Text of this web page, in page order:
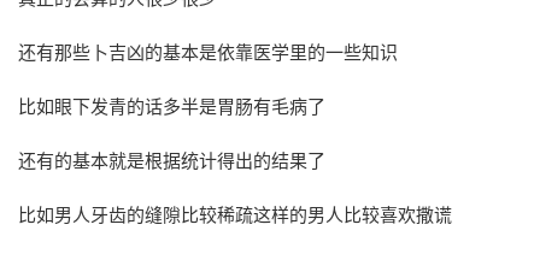
还有那些卜吉凶的基本是依靠医学里的一些知识
比如眼下发青的话多半是胃肠有毛病了
还有的基本就是根据统计得出的结果了
比如男人牙齿的缝隙比较稀疏这样的男人比较喜欢撒谎